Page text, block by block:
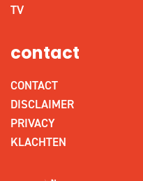
TV
contact
CONTACT
DISCLAIMER
PRIVACY
KLACHTEN